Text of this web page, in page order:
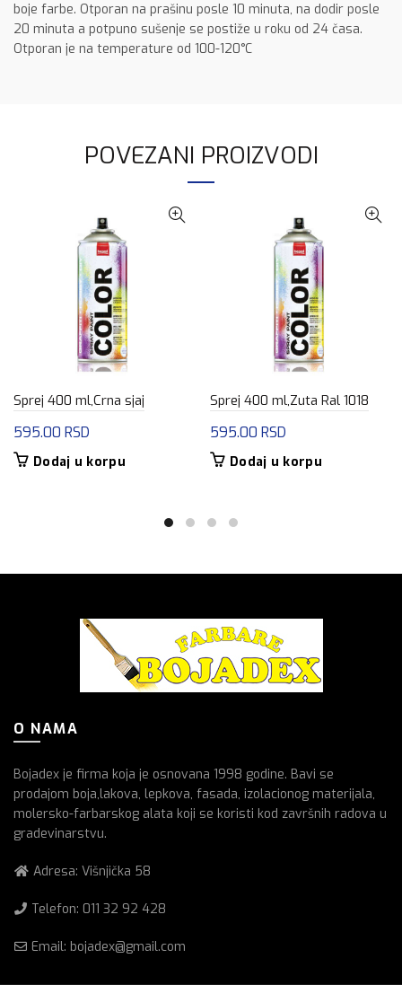
boje farbe. Otporan na prašinu posle 10 minuta, na dodir posle
20 minuta a potpuno sušenje se postiže u roku od 24 časa.
Otporan je na temperature od 100-120°C
POVEZANI PROIZVODI
Sprej 400 ml,Crna sjaj
595.00 RSD
Dodaj u korpu
Sprej 400 ml,Zuta Ral 1018
595.00 RSD
Dodaj u korpu
O NAMA
Bojadex je firma koja je osnovana 1998 godine. Bavi se
prodajom boja,lakova, lepkova, fasada, izolacionog materijala,
molersko-farbarskog alata koji se koristi kod završnih radova u
gradevinarstvu.
Adresa: Višnjička 58
Telefon: 011 32 92 428
Email: bojadex@gmail.com